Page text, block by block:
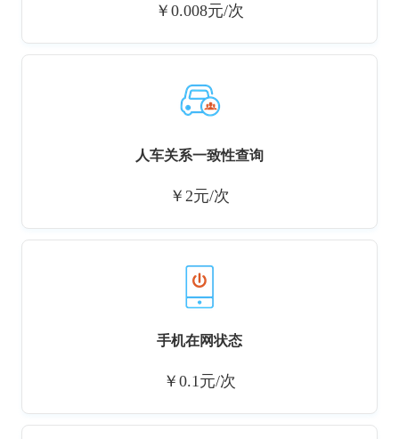
￥0.008元/次
人车关系一致性查询
￥2元/次
手机在网状态
￥0.1元/次